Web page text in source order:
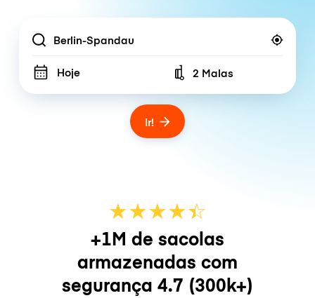
Location
Hoje Number of bags
2 Malas
Ir!
★★★★☆
★
+1M de sacolas
armazenadas com
segurança 4.7 (300k+)